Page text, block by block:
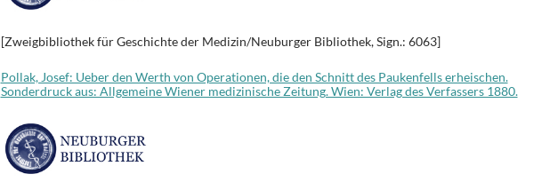
[Zweigbibliothek für Geschichte der Medizin/Neuburger Bibliothek, Sign.: 6063]
Pollak, Josef: Ueber den Werth von Operationen, die den Schnitt des Paukenfells erheischen.
Sonderdruck aus: Allgemeine Wiener medizinische Zeitung. Wien: Verlag des Verfassers 1880.